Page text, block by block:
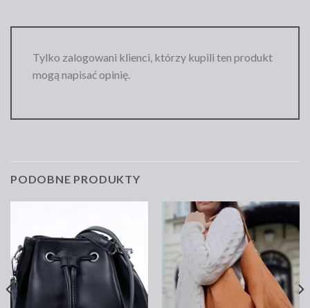
Tylko zalogowani klienci, którzy kupili ten produkt
mogą napisać opinię.
PODOBNE PRODUKTY